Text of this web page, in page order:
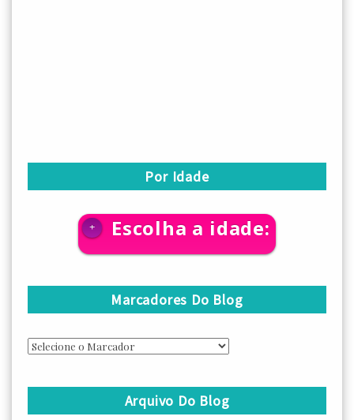
Por Idade
+ Escolha a idade:
Marcadores Do Blog
Arquivo Do Blog